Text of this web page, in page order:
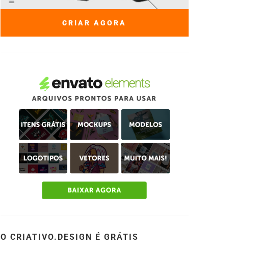
CRIAR AGORA
O CRIATIVO.DESIGN É GRÁTIS